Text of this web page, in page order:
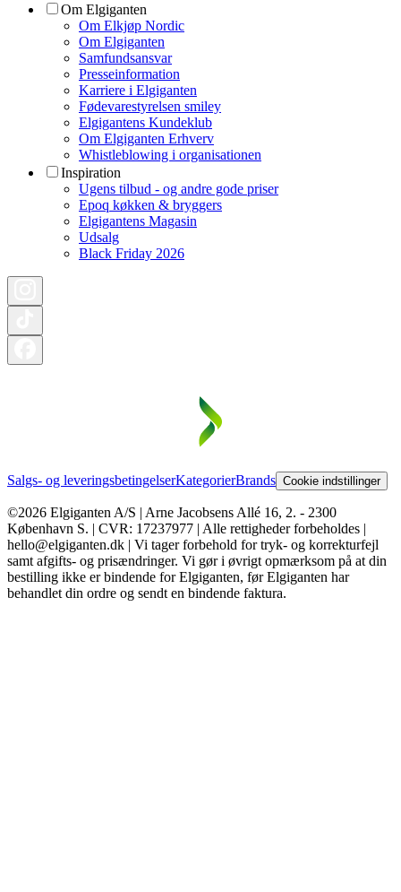
Om Elgiganten
Om Elkjøp Nordic
Om Elgiganten
Samfundsansvar
Presseinformation
Karriere i Elgiganten
Fødevarestyrelsen smiley
Elgigantens Kundeklub
Om Elgiganten Erhverv
Whistleblowing i organisationen
Inspiration
Ugens tilbud - og andre gode priser
Epoq køkken & bryggers
Elgigantens Magasin
Udsalg
Black Friday 2026
Salgs- og leveringsbetingelserKategorierBrands Cookie indstillinger
©2026 Elgiganten A/S | Arne Jacobsens Allé 16, 2. - 2300
København S. | CVR: 17237977 | Alle rettigheder forbeholdes |
hello@elgiganten.dk | Vi tager forbehold for tryk- og korrekturfejl
samt afgifts- og prisændringer. Vi gør i øvrigt opmærksom på at din
bestilling ikke er bindende for Elgiganten, før Elgiganten har
behandlet din ordre og sendt en bindende faktura.